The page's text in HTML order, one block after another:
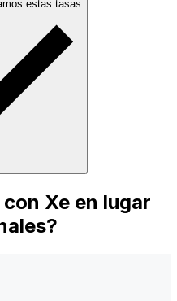
estas tasas
Xe en lugar